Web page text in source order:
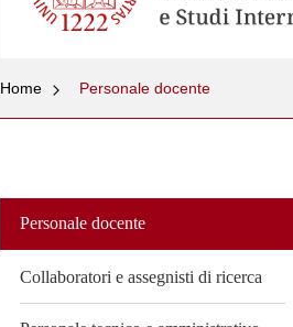
Home Personale docente
Personale docente
Collaboratori e assegnisti di ricerca